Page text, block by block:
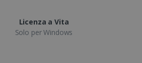
Licenza a Vita
Solo per Windows